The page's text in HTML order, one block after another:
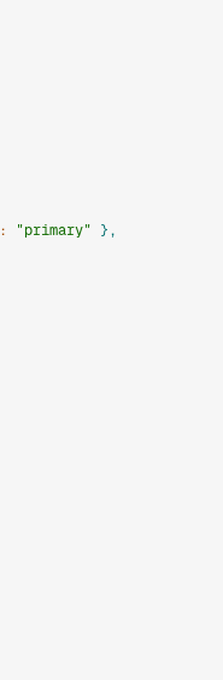
: "primary" } ,